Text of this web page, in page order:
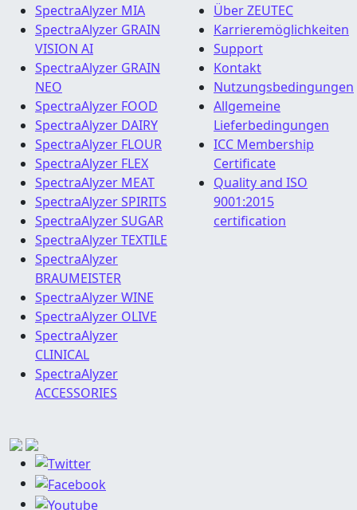
SpectraAlyzer MIA
SpectraAlyzer GRAIN
VISION AI
SpectraAlyzer GRAIN
NEO
SpectraAlyzer FOOD
SpectraAlyzer DAIRY
SpectraAlyzer FLOUR
SpectraAlyzer FLEX
SpectraAlyzer MEAT
SpectraAlyzer SPIRITS
SpectraAlyzer SUGAR
SpectraAlyzer TEXTILE
SpectraAlyzer
BRAUMEISTER
SpectraAlyzer WINE
SpectraAlyzer OLIVE
SpectraAlyzer
CLINICAL
SpectraAlyzer
ACCESSORIES
Über ZEUTEC
Karrieremöglichkeiten
Support
Kontakt
Nutzungsbedingungen
Allgemeine
Lieferbedingungen
ICC Membership
Certificate
Quality and ISO
9001:2015
certification